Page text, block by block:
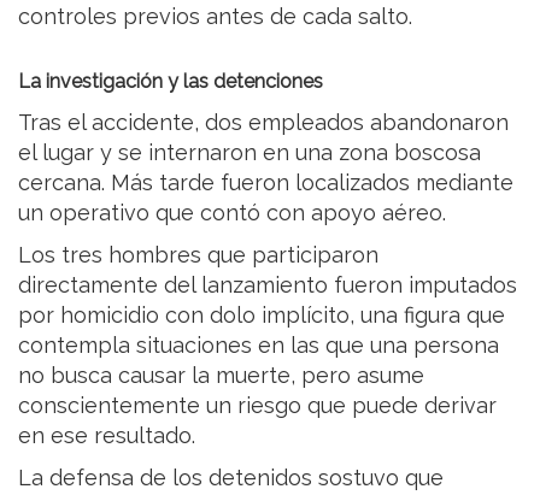
controles previos antes de cada salto.
La investigación y las detenciones
Tras el accidente, dos empleados abandonaron
el lugar y se internaron en una zona boscosa
cercana. Más tarde fueron localizados mediante
un operativo que contó con apoyo aéreo.
Los tres hombres que participaron
directamente del lanzamiento fueron imputados
por homicidio con dolo implícito, una figura que
contempla situaciones en las que una persona
no busca causar la muerte, pero asume
conscientemente un riesgo que puede derivar
en ese resultado.
La defensa de los detenidos sostuvo que